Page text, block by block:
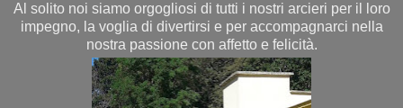
Al solito noi siamo orgogliosi di tutti i nostri arcieri per il loro
impegno, la voglia di divertirsi e per accompagnarci nella
nostra passione con affetto e felicità.